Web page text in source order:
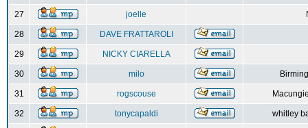
27 joelle
28 DAVE FRATTAROLI
29 NICKY CIARELLA
30 milo
31 rogscouse
32 tonycapaldi whitley